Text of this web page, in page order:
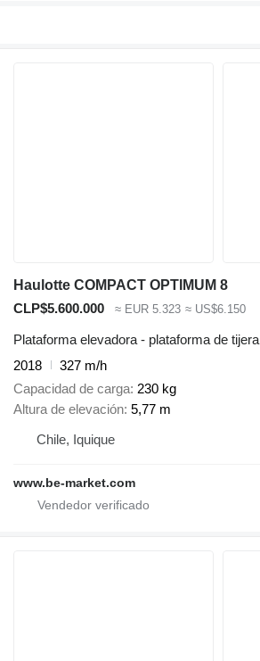
Haulotte COMPACT OPTIMUM 8
CLP$5.600.000
≈ EUR 5.323 ≈ US$6.150
Plataforma elevadora - plataforma de tijera
2018
327 m/h
Capacidad de carga 230 kg
Altura de elevación 5,77 m
Chile, Iquique
www.be-market.com